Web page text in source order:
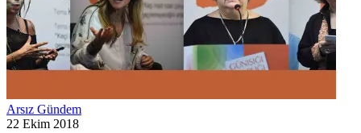
Arsız Gündem
22 Ekim 2018